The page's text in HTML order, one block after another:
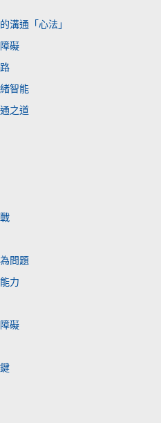
溝通「心法」
礙
智能
之道
問題
力
礙